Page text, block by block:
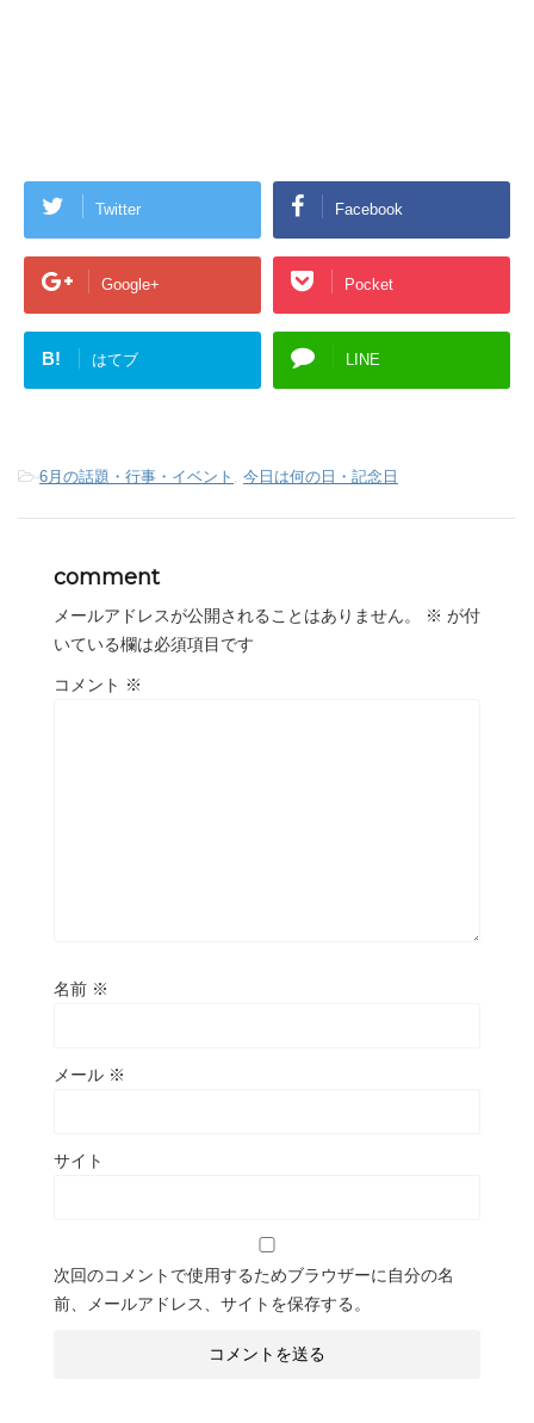
Twitter Facebook
Google+ Pocket
B! はてブ LINE
-6月の話題・行事・イベント 今日は何の日・記念日
comment
メールアドレスが公開されることはありません。 ※ が付
いている欄は必須項目です
コメント ※
名前 ※
メール ※
サイト
次回のコメントで使用するためブラウザーに自分の名
前、メールアドレス、サイトを保存する。